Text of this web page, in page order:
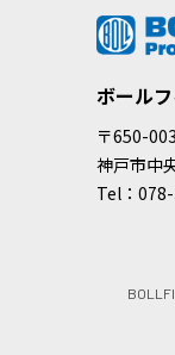
ボール
〒650-
神戸市中
Tel：